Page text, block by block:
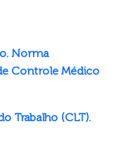
Norma
Controle Médico
Trabalho (CLT).